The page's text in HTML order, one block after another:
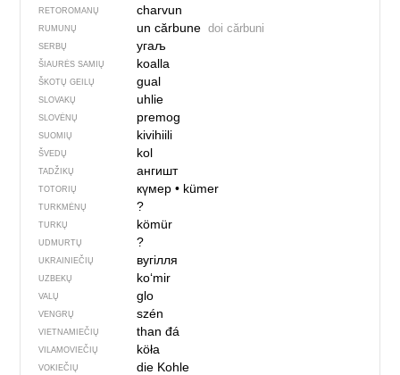
RETOROMANŲ charvun
RUMUNŲ un cărbune doi cărbuni
SERBŲ угаљ
ŠIAURĖS SAMIŲ koalla
ŠKOTŲ GEILŲ gual
SLOVAKŲ uhlie
SLOVĖNŲ premog
SUOMIŲ kivihiili
ŠVEDŲ kol
TADŽIKŲ ангишт
TOTORIŲ күмер• kümer
TURKMĖNŲ ?
TURKŲ kömür
UDMURTŲ ?
UKRAINIEČIŲ вугілля
UZBEKŲ ko‘mir
VALŲ glo
VENGRŲ szén
VIETNAMIEČIŲ than đá
VILAMOVIEČIŲ köła
VOKIEČIŲ die Kohle